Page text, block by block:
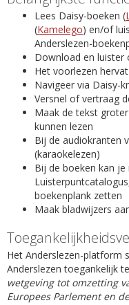
Lees Daisy-boeken (
(Kamelego) en/of
Anderslezen-
Download en luister
Het voorlezen
Navigeer via Daisy-
Versnel of vertraag
Maak de tekst
kunnen lezen
Bij de audiokranten
(karaokelezen)
Bij de boeken kan
boekenplank zetten
Maak bladwijzers
Het Anderslezen-platform
Anderslezen toegankelijk
wetgeving tot omzetting
Europees Parlement en